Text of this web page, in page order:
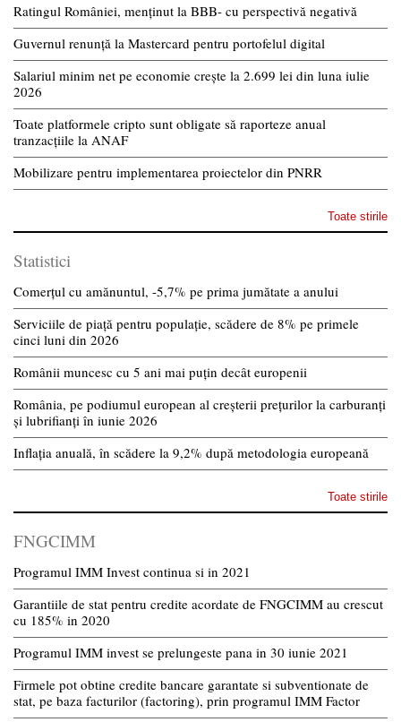
Ratingul României, menținut la BBB- cu perspectivă negativă
Guvernul renunță la Mastercard pentru portofelul digital
Salariul minim net pe economie crește la 2.699 lei din luna iulie
2026
Toate platformele cripto sunt obligate să raporteze anual
tranzacțiile la ANAF
Mobilizare pentru implementarea proiectelor din PNRR
Toate stirile
Statistici
Comerțul cu amănuntul, -5,7% pe prima jumătate a anului
Serviciile de piață pentru populație, scădere de 8% pe primele
cinci luni din 2026
Românii muncesc cu 5 ani mai puțin decât europenii
România, pe podiumul european al creșterii prețurilor la carburanți
și lubrifianți în iunie 2026
Inflația anuală, în scădere la 9,2% după metodologia europeană
Toate stirile
FNGCIMM
Programul IMM Invest continua si in 2021
Garantiile de stat pentru credite acordate de FNGCIMM au crescut
cu 185% in 2020
Programul IMM invest se prelungeste pana in 30 iunie 2021
Firmele pot obtine credite bancare garantate si subventionate de
stat, pe baza facturilor (factoring), prin programul IMM Factor